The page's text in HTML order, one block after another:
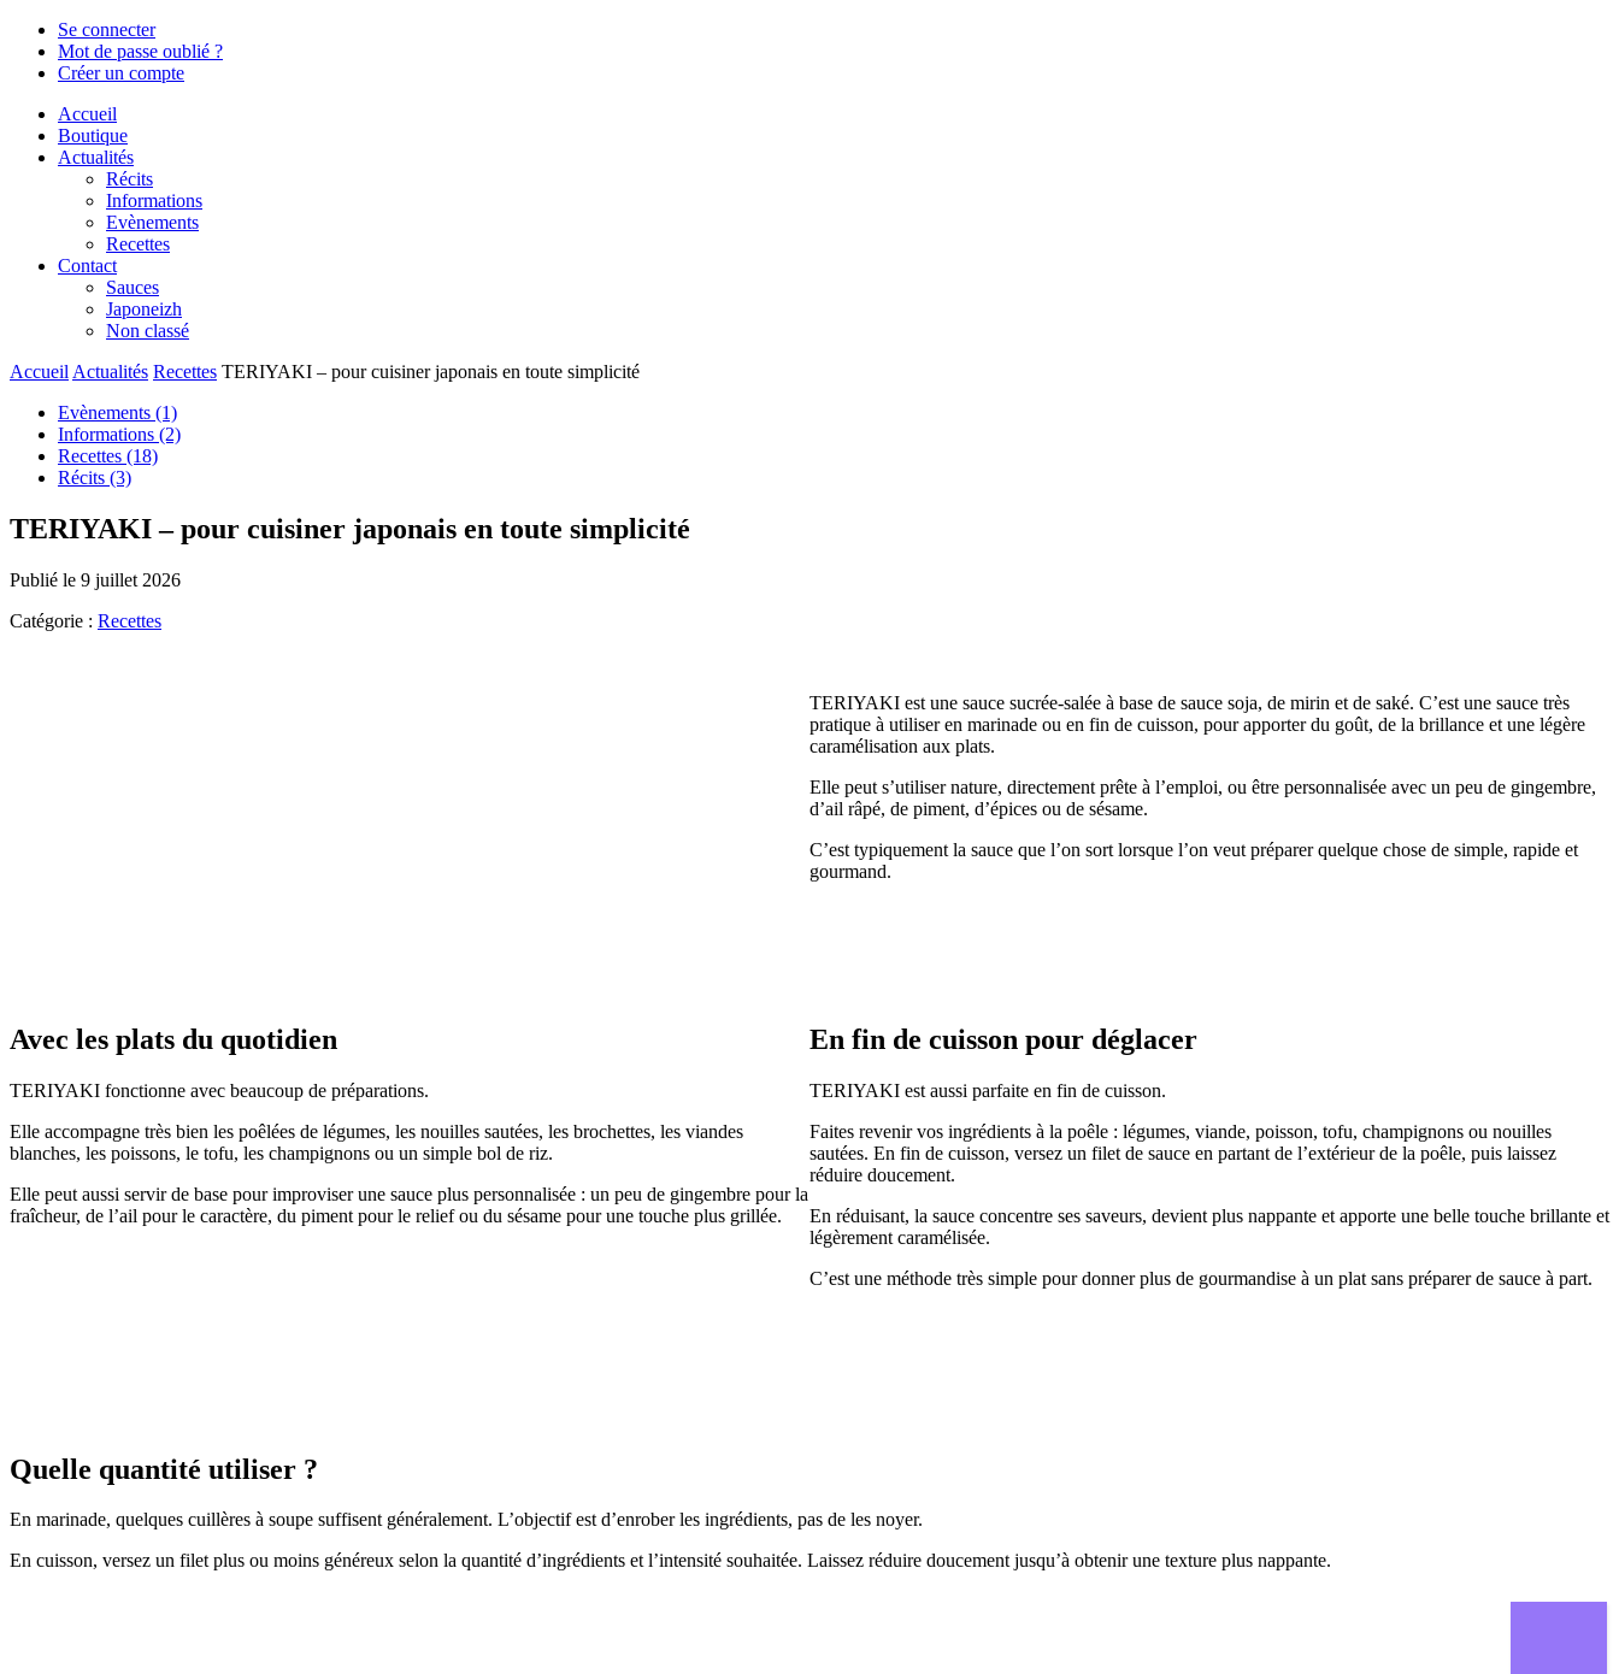
Se connecter
Mot de passe oublié ?
Créer un compte
Accueil
Boutique
Actualités
Récits
Informations
Evènements
Recettes
Contact
Sauces
Japoneizh
Non classé
Accueil Actualités Recettes TERIYAKI – pour cuisiner japonais en toute simplicité
Evènements (1)
Informations (2)
Recettes (18)
Récits (3)
TERIYAKI – pour cuisiner japonais en toute simplicité
Publié le 9 juillet 2026
Catégorie : Recettes
TERIYAKI est une sauce sucrée-salée à base de sauce soja, de mirin et de saké. C’est une sauce très
pratique à utiliser en marinade ou en fin de cuisson, pour apporter du goût, de la brillance et une légère
caramélisation aux plats.
Elle peut s’utiliser nature, directement prête à l’emploi, ou être personnalisée avec un peu de gingembre,
d’ail râpé, de piment, d’épices ou de sésame.
C’est typiquement la sauce que l’on sort lorsque l’on veut préparer quelque chose de simple, rapide et
gourmand.
Avec les plats du quotidien
TERIYAKI fonctionne avec beaucoup de préparations.
Elle accompagne très bien les poêlées de légumes, les nouilles sautées, les brochettes, les viandes
blanches, les poissons, le tofu, les champignons ou un simple bol de riz.
Elle peut aussi servir de base pour improviser une sauce plus personnalisée : un peu de gingembre pour la
fraîcheur, de l’ail pour le caractère, du piment pour le relief ou du sésame pour une touche plus grillée.
En fin de cuisson pour déglacer
TERIYAKI est aussi parfaite en fin de cuisson.
Faites revenir vos ingrédients à la poêle : légumes, viande, poisson, tofu, champignons ou nouilles
sautées. En fin de cuisson, versez un filet de sauce en partant de l’extérieur de la poêle, puis laissez
réduire doucement.
En réduisant, la sauce concentre ses saveurs, devient plus nappante et apporte une belle touche brillante et
légèrement caramélisée.
C’est une méthode très simple pour donner plus de gourmandise à un plat sans préparer de sauce à part.
Quelle quantité utiliser ?
En marinade, quelques cuillères à soupe suffisent généralement. L’objectif est d’enrober les ingrédients, pas de les noyer.
En cuisson, versez un filet plus ou moins généreux selon la quantité d’ingrédients et l’intensité souhaitée. Laissez réduire doucement jusqu’à obtenir une texture plus nappante.